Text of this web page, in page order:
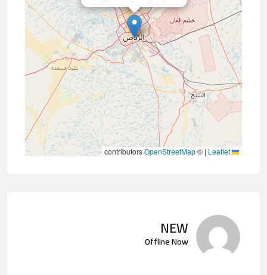
|
©
OpenStreetMap
NEW
Offline Now